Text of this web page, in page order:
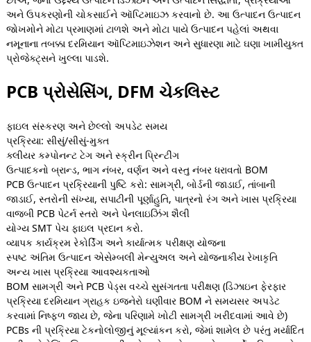
અને ઉપકરણોની ચોકસાઈને ઑપ્ટિમાઇઝ કરવાનો છે. આ ઉત્પાદન ઉત્પાદન
જોખમોને મોટા પ્રમાણમાં ટાળશે અને મોટા પાયે ઉત્પાદન પહેલાં અથવા
નમૂનાના તબક્કા દરમિયાન ઑપ્ટિમાઇઝેશન અને સુધારણા માટે ઘણા ખામીયુક્ત
પ્રોજેક્ટ્સને ખુલ્લા પાડશે.
PCB પ્રોસેસિંગ, DFM ચેકલિસ્ટ
ફાઇલ સંસ્કરણ અને છેલ્લો અપડેટ સમય
પ્રક્રિયા: સીસું/સીસું-મુક્ત
ક્લીયર કમ્પોનન્ટ ટેગ અને સ્ક્રીન પ્રિન્ટીંગ
ઉત્પાદકનો બ્રાન્ડ, ભાગ નંબર, વર્ણન અને વસ્તુ નંબર ધરાવતો BOM
PCB ઉત્પાદન પ્રક્રિયાની પુષ્ટિ કરો: સામગ્રી, બોર્ડની જાડાઈ, તાંબાની
જાડાઈ, સ્તરોની સંખ્યા, સપાટીની પૂર્ણાહુતિ, પાત્રનો રંગ અને ખાસ પ્રક્રિયા
વાજબી PCB પેટર્ન સ્તરો અને પેનલાઇઝિંગ શૈલી
યોગ્ય SMT પેચ ફાઇલ પ્રદાન કરો.
વ્યાપક કાર્યક્રમ રેકોર્ડિંગ અને કાર્યાત્મક પરીક્ષણ યોજના
સ્પષ્ટ અંતિમ ઉત્પાદન એસેમ્બલી મેન્યુઅલ અને યોજનાકીય રેખાકૃતિ
અન્ય ખાસ પ્રક્રિયા આવશ્યકતાઓ
BOM સામગ્રી અને PCB પેડ્સ વચ્ચે સુસંગતતા પરીક્ષણ (ડિઝાઇન ફેરફાર
પ્રક્રિયા દરમિયાન ગ્રાહક ઇજનેરો ઘણીવાર BOM ને સમયસર અપડેટ
કરવામાં નિષ્ફળ જાય છે, જેના પરિણામે ખોટી સામગ્રી ખરીદવામાં આવે છે)
PCBs ની પ્રક્રિયા ટેકનોલોજીનું મૂલ્યાંકન કરો, જેમાં શામેલ છે પરંતુ મર્યાદિત